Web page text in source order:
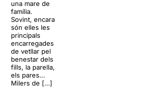
una mare de
família.
Sovint, encara
són elles les
principals
encarregades
de vetllar pel
benestar dels
fills, la parella,
els pares…
Milers de […]